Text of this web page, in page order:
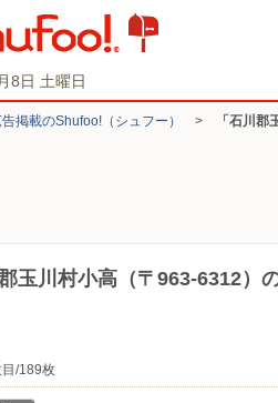
8日 土曜日
掲載の​Shufoo!​（シュフー） > 「石川
玉川村小高（〒963-6312）
/189枚